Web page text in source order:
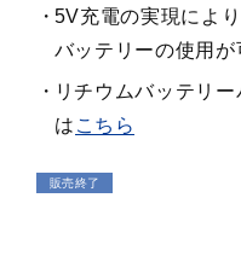
5V充電の実現によ
バッテリーの使用が
リチウムバッテリ
は こちら
販売終了